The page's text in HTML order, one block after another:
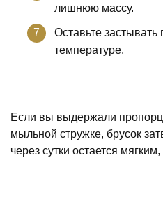
лишнюю массу.
Оставьте застывать
температуре.
Если вы выдержали
мыльной стружке, брусок
через сутки остается